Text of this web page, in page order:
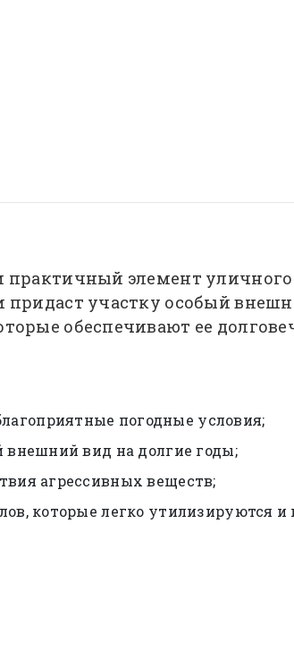
элемент уличного
участку особый
обеспечивают ее
погодные условия;
внешний вид на долгие годы;
агрессивных веществ;
которые легко утилизируются и